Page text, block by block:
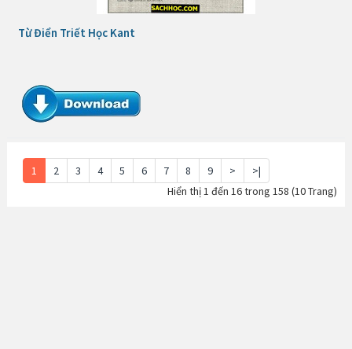
Từ Điển Triết Học Kant
1 2 3 4 5 6 7 8 9 >
>|
Hiển thị 1 đến 16 trong 158 (10 Trang)